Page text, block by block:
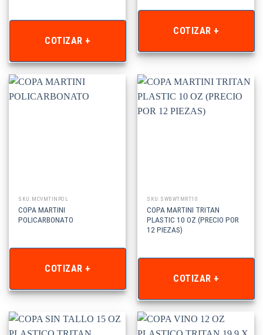
COTIZAR +
COTIZAR +
SKU: MCVMTINPOL
COPA MARTINI
POLICARBONATO
COTIZAR +
SKU: SWBWTMRT10
COPA MARTINI TRITAN
PLASTIC 10 OZ (PRECIO POR
12 PIEZAS)
COTIZAR +